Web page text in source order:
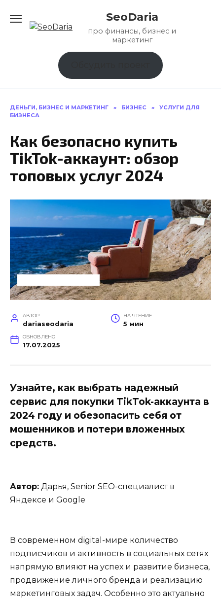
содержанию
SeoDaria
про финансы, бизнес и
маркетинг
ДЕНЬГИ, БИЗНЕС И МАРКЕТИНГ » БИЗНЕС »
УСЛУГИ ДЛЯ
БИЗНЕСА
Как безопасно купить
TikTok-аккаунт: обзор
топовых услуг 2024
АВТОР
dariaseodaria
НА ЧТЕНИЕ
5 мин
ОБНОВЛЕНО
17.07.2025
Узнайте, как выбрать надежный
сервис для покупки TikTok-аккаунта в
2024 году и обезопасить себя от
мошенников и потери вложенных
средств.
Автор: Дарья, Senior SEO-специалист в
Яндексе и Google
В современном digital-мире количество
подписчиков и активность в социальных сетях
напрямую влияют на успех и развитие бизнеса,
продвижение личного бренда и реализацию
маркетинговых задач. Особенно это актуально